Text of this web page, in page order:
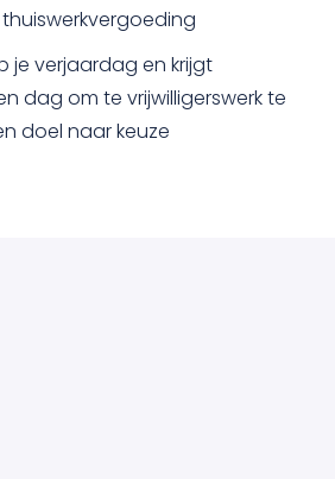
je verjaardag en krijgt
dag om te vrijwilligerswerk te
doel naar keuze